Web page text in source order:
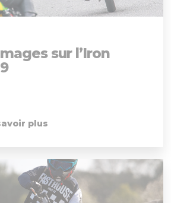
sur l’Iron
plus